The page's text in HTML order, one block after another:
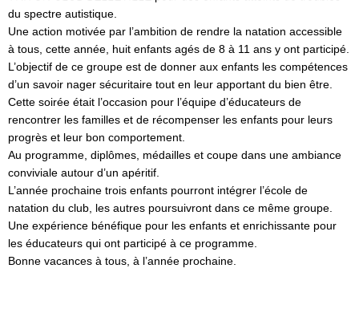
du spectre autistique.
Une action motivée par l’ambition de rendre la natation accessible
à tous, cette année, huit enfants agés de 8 à 11 ans y ont participé.
L’objectif de ce groupe est de donner aux enfants les compétences
d’un savoir nager sécuritaire tout en leur apportant du bien être.
Cette soirée était l’occasion pour l’équipe d’éducateurs de
rencontrer les familles et de récompenser les enfants pour leurs
progrès et leur bon comportement.
Au programme, diplômes, médailles et coupe dans une ambiance
conviviale autour d’un apéritif.
L’année prochaine trois enfants pourront intégrer l’école de
natation du club, les autres poursuivront dans ce même groupe.
Une expérience bénéfique pour les enfants et enrichissante pour
les éducateurs qui ont participé à ce programme.
Bonne vacances à tous, à l’année prochaine.